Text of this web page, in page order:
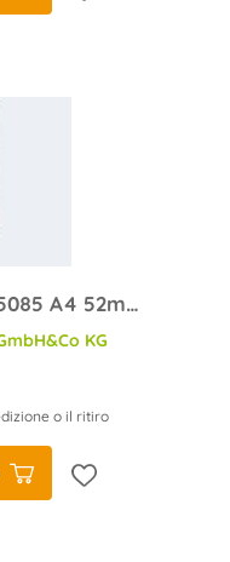
Leitz raccoglitore 10505085 A4 52mm grigio cartone
KG
o il ritiro